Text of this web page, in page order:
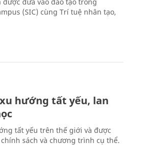
(SIC) cùng Trí tuệ nhân tạo,
hướng tất yếu, lan
tất yếu trên thế giới và được
sách và chương trình cụ thể.